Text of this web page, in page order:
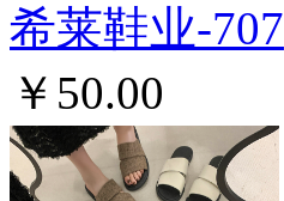
希莱鞋业-707
￥50.00